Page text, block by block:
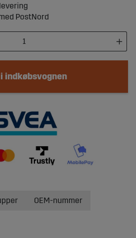
PostNord
indkøbsvognen
OEM-nummer